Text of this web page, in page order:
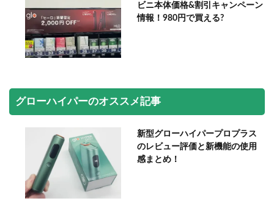
ビニ本体価格&割引キャンペーン
情報！980円で買える?
グローハイパーのオススメ記事
新型グローハイパープロプラス
のレビュー評価と新機能の使用
感まとめ！